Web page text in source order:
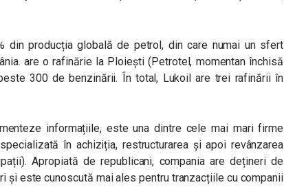
din producția globală de petrol, din care numai un sfert
are o rafinărie la Ploiești (Petrotel, momentan închisă
300 de benzinării. În total, Lukoil are trei rafinării în
informațiile, este una dintre cele mai mari firme
în achiziția, restructurarea și apoi revânzarea
Apropiată de republicani, compania are dețineri de
și este cunoscută mai ales pentru tranzacțiile cu companii